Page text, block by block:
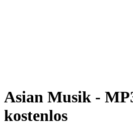
Asian Musik -
kostenlos